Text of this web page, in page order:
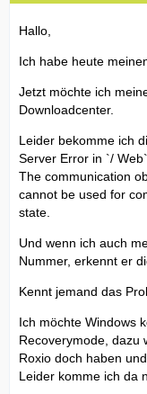
Hallo,
Ich habe heute
Jetzt möchte ich
Downloadcenter.
Leider bekomme ich
Server Error in `/
The communication
cannot be used for
state.
Und wenn ich auch
Nummer, erkennt er
Kennt jemand das
Ich möchte Windows
Recoverymode, dazu
Roxio doch haben
Leider komme ich da